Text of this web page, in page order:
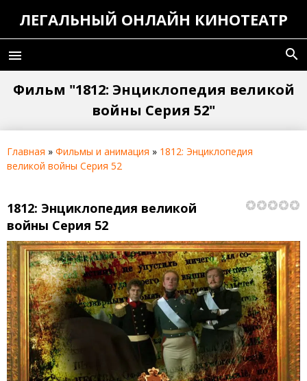
ЛЕГАЛЬНЫЙ ОНЛАЙН КИНОТЕАТР
menu search
Фильм "1812: Энциклопедия великой
войны Серия 52"
Главная » Фильмы и анимация » 1812: Энциклопедия
великой войны Серия 52
1812: Энциклопедия великой
войны Серия 52